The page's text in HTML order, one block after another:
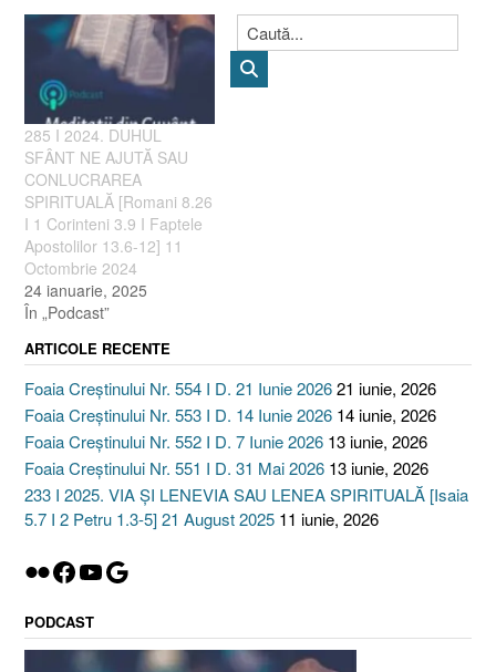
285 I 2024. DUHUL
SFÂNT NE AJUTĂ SAU
CONLUCRAREA
SPIRITUALĂ [Romani 8.26
I 1 Corinteni 3.9 I Faptele
Apostolilor 13.6-12] 11
Octombrie 2024
24 ianuarie, 2025
În „Podcast”
ARTICOLE RECENTE
Foaia Creștinului Nr. 554 I D. 21 Iunie 202621 iunie, 2026
Foaia Creștinului Nr. 553 I D. 14 Iunie 2026 14 iunie, 2026
Foaia Creștinului Nr. 552 I D. 7 Iunie 2026 13 iunie, 2026
Foaia Creștinului Nr. 551 I D. 31 Mai 2026 13 iunie, 2026
233 I 2025. VIA ȘI LENEVIA SAU LENEA SPIRITUALĂ [Isaia
5.7 I 2 Petru 1.3-5] 21 August 2025 11 iunie, 2026
Flickr
Facebook
YouTube
Google
PODCAST